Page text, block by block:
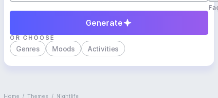
Generate
OR CHOOSE
Genres Moods Activities
Home / Themes / Nightlife